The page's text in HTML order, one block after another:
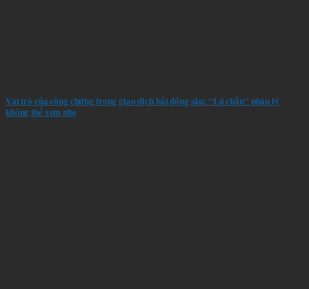
Vai trò của công chứng trong giao dịch bất động sản: “Lá chắn” pháp lý
không thể xem nhẹ